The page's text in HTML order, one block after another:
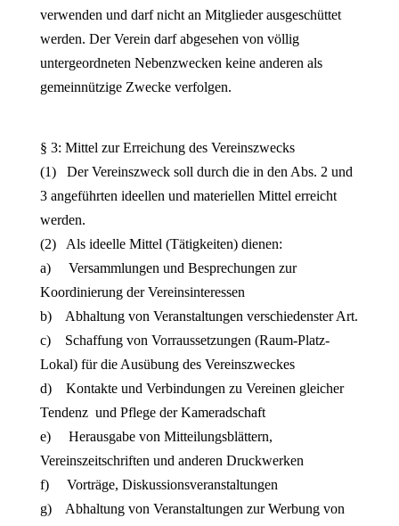
verwenden und darf nicht an Mitglieder ausgeschüttet
werden. Der Verein darf abgesehen von völlig
untergeordneten Nebenzwecken keine anderen als
gemeinnützige Zwecke verfolgen.
§ 3: Mittel zur Erreichung des Vereinszwecks
(1) Der Vereinszweck soll durch die in den Abs. 2 und
3 angeführten ideellen und materiellen Mittel erreicht
werden.
(2) Als ideelle Mittel (Tätigkeiten) dienen:
a) Versammlungen und Besprechungen zur
Koordinierung der Vereinsinteressen
b) Abhaltung von Veranstaltungen verschiedenster Art.
c) Schaffung von Vorraussetzungen (Raum-Platz-
Lokal) für die Ausübung des Vereinszweckes
d) Kontakte und Verbindungen zu Vereinen gleicher
Tendenz und Pflege der Kameradschaft
e) Herausgabe von Mitteilungsblättern,
Vereinszeitschriften und anderen Druckwerken
f) Vorträge, Diskussionsveranstaltungen
g) Abhaltung von Veranstaltungen zur Werbung von